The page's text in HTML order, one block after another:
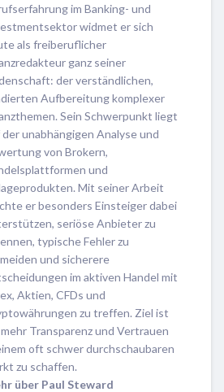
im Banking- und
widmet er sich
als freiberuflicher
ganz seiner
der verständlichen,
Aufbereitung komplexer
Sein Schwerpunkt liegt
der unabhängigen Analyse und
von Brokern,
und
Mit seiner Arbeit
er besonders Einsteiger dabei
seriöse Anbieter zu
typische Fehler zu
und sicherere
im aktiven Handel mit
Aktien, CFDs und
zu treffen. Ziel ist
Transparenz und Vertrauen
oft schwer durchschaubaren
zu schaffen.
über Paul Steward